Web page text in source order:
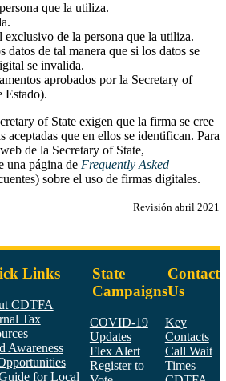
que la utiliza.
exclusivo de la persona que la utiliza.
datos de tal manera que si los datos se
se invalida.
aprobados por la Secretary of
Estado).
of State exigen que la firma se cree
aceptadas que en ellos se identifican. Para
de la Secretary of State,
una página de Frequently Asked
sobre el uso de firmas digitales.
Revisión abril 2021
Links
CDTFA
Tax
Awareness
for Local
State
Campaigns
COVID-19
Updates
Flex Alert
Register to
Contact
Us
Key
Contacts
Call Wait
Times